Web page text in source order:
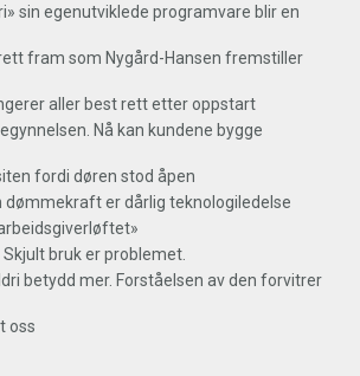
sin egenutviklede programvare blir en
fram som Nygård-Hansen fremstiller
aller best rett etter oppstart
Nå kan kundene bygge
fordi døren stod åpen
dømmekraft er dårlig teknologiledelse
Skjult bruk er problemet.
betydd mer. Forståelsen av den forvitrer
oss